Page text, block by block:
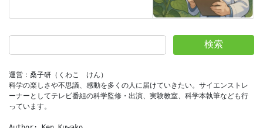
検索
運営：桑子研（くわこ　けん）
科学の楽しさや不思議、感動を多くの人に届けていきたい。サイエンストレ
ーナーとしてテレビ番組の科学監修・出演、実験教室、科学本執筆なども行
っています。